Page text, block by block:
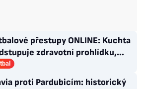
přestupy ONLINE: Kuchta
zdravotní prohlídku,
odletěl do Arábie
proti Pardubicím: historický